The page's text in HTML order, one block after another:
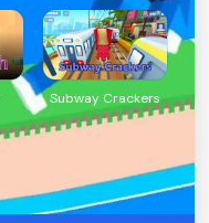
Subway Crackers